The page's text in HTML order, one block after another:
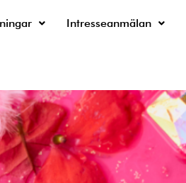
Intresseanmälan